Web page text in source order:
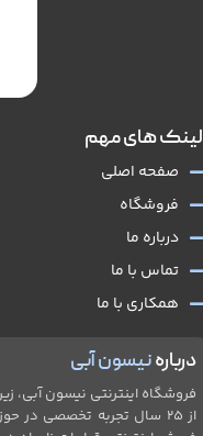
دربارهنیسون آبی
فروشگاه اینترنتی نیسون آبی،
از ۲۵ سال تجربه تخصصی در
لینک های مهم
صفحه اصلی
فروشگاه
درباره ما
تماس با ما
همکاری با ما